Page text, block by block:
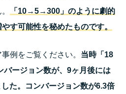
「10→5→300」のように劇的
す可能性を秘めたものです。
例をご覧ください。 当時「18
バージョン数が、9ヶ月後には
した。コンバージョン数が6.3倍